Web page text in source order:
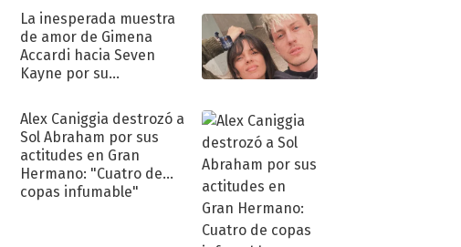
La inesperada muestra
de amor de Gimena
Accardi hacia Seven
Kayne por su
Alex Caniggia destrozó a
Sol Abraham por sus
actitudes en Gran
Hermano: "Cuatro de
copas infumable"